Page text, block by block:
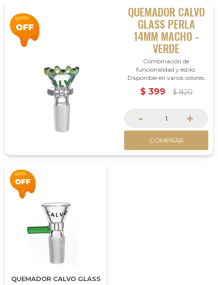
QUEMADOR CALVO
GLASS PERLA
14MM MACHO -
VERDE
Combinación de
funcionalidad y estilo.
Disponible en varios colores,
con opciones de joints de 14
mm y 18 mm, es compatible
a tus sesiones.
$ 399 $ 820
- +
COMPRAR
QUEMADOR CALVO GLASS